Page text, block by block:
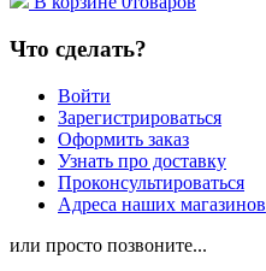
Что сделать?
Войти
Зарегистрироваться
Оформить заказ
Узнать про доставку
Проконсультироваться
Адреса наших магазинов
или просто позвоните...